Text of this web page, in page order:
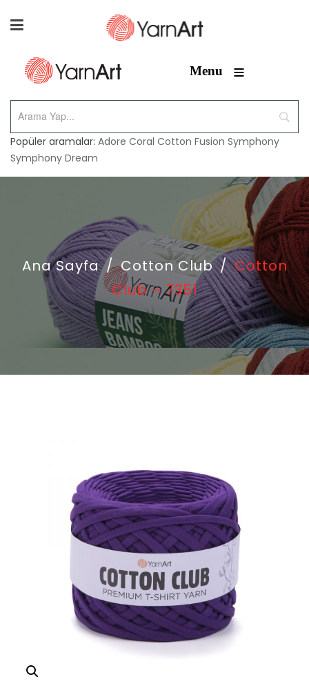
Menu ≡
Popüler aramalar: Adore Coral Cotton Fusion Symphony
Symphony Dream
Ana Sayfa / Cotton Club / Cotton
Club – 7351